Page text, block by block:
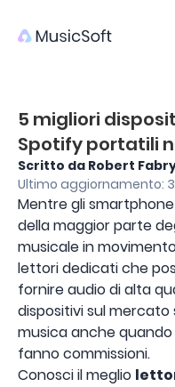
5 migliori
Spotify portatili
Scritto da Robert
Ultimo aggiornamento:
Mentre gli
della maggior parte
musicale in
lettori dedicati che
fornire audio di alta
dispositivi sul
musica anche quando
fanno commissioni.
Conosci il meglio